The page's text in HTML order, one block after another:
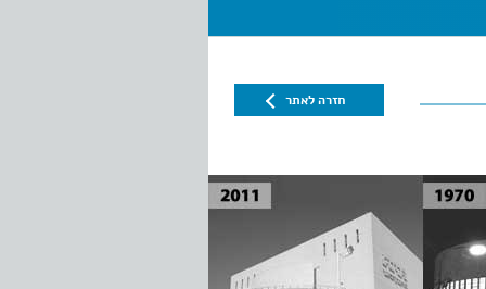
חזרה לאתר